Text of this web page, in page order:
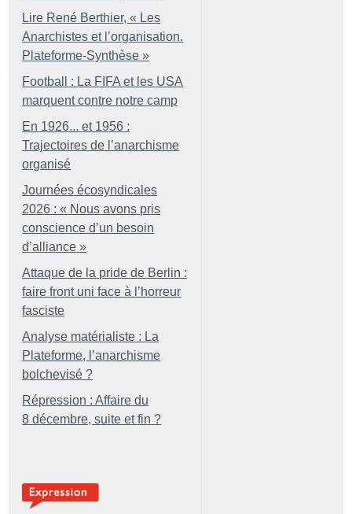
Lire René Berthier, « Les
Anarchistes et l’organisation.
Plateforme-Synthèse »
Football : La FIFA et les USA
marquent contre notre camp
En 1926... et 1956 :
Trajectoires de l’anarchisme
organisé
Journées écosyndicales
2026 : « Nous avons pris
conscience d’un besoin
d’alliance »
Attaque de la pride de Berlin :
faire front uni face à l’horreur
fasciste
Analyse matérialiste : La
Plateforme, l’anarchisme
bolchevisé ?
Répression : Affaire du
8 décembre, suite et fin ?